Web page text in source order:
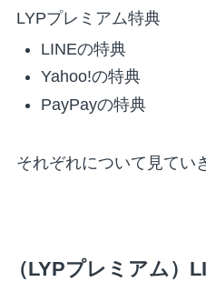
LYPプレミアム特典
LINEの特典
Yahoo!の特典
PayPayの特典
それぞれについて見てい
（LYPプレミアム）